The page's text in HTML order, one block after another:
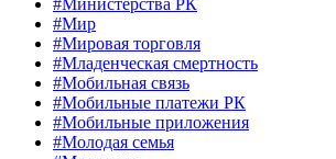
#Министерства РК
#Мир
#Мировая торговля
#Младенческая смертность
#Мобильная связь
#Мобильные платежи РК
#Мобильные приложения
#Молодая семья